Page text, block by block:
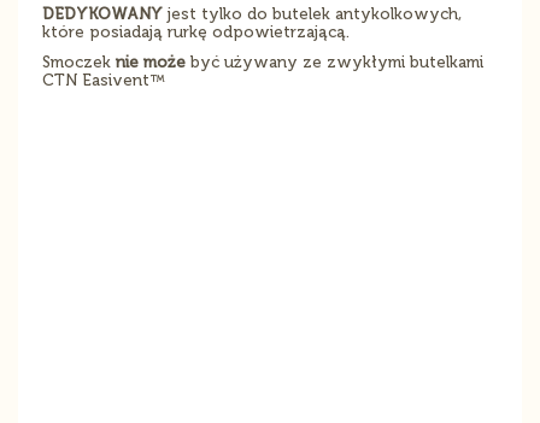
DEDYKOWANY jest tylko do butelek antykolkowych,
które posiadają rurkę odpowietrzającą.
Smoczek nie może być używany ze zwykłymi butelkami
CTN Easivent™